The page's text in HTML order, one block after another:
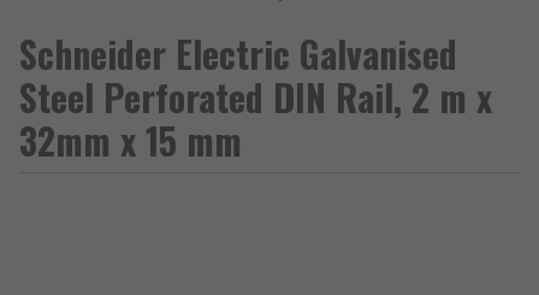
Schneider Electric Galvanised
Steel Perforated DIN Rail, 2 m x
32mm x 15 mm